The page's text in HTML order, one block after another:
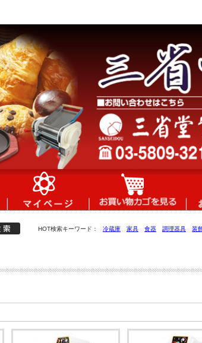
HOT検索キーワード： 冷蔵庫 家具 食器 調理器具 装